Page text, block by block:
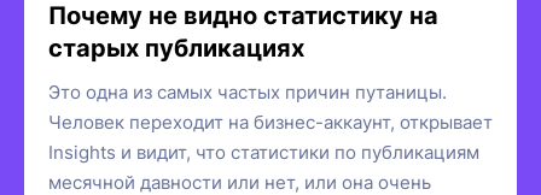
Почему не видно статистику на
старых публикациях
Это одна из самых частых причин путаницы.
Человек переходит на бизнес-аккаунт, открывает
Insights и видит, что статистики по публикациям
месячной давности или нет, или она очень